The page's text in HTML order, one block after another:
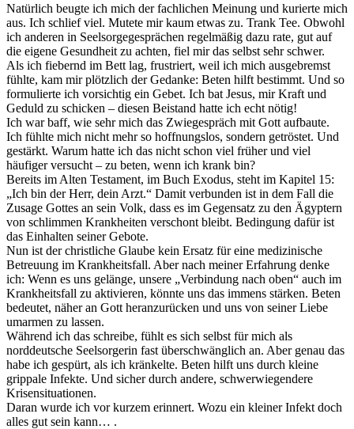
Natürlich beugte ich mich der fachlichen Meinung und kurierte mich
aus. Ich schlief viel. Mutete mir kaum etwas zu. Trank Tee. Obwohl
ich anderen in Seelsorgegesprächen regelmäßig dazu rate, gut auf
die eigene Gesundheit zu achten, fiel mir das selbst sehr schwer.
Als ich fiebernd im Bett lag, frustriert, weil ich mich ausgebremst
fühlte, kam mir plötzlich der Gedanke: Beten hilft bestimmt. Und so
formulierte ich vorsichtig ein Gebet. Ich bat Jesus, mir Kraft und
Geduld zu schicken – diesen Beistand hatte ich echt nötig!
Ich war baff, wie sehr mich das Zwiegespräch mit Gott aufbaute.
Ich fühlte mich nicht mehr so hoffnungslos, sondern getröstet. Und
gestärkt. Warum hatte ich das nicht schon viel früher und viel
häufiger versucht – zu beten, wenn ich krank bin?
Bereits im Alten Testament, im Buch Exodus, steht im Kapitel 15:
„Ich bin der Herr, dein Arzt.“ Damit verbunden ist in dem Fall die
Zusage Gottes an sein Volk, dass es im Gegensatz zu den Ägyptern
von schlimmen Krankheiten verschont bleibt. Bedingung dafür ist
das Einhalten seiner Gebote.
Nun ist der christliche Glaube kein Ersatz für eine medizinische
Betreuung im Krankheitsfall. Aber nach meiner Erfahrung denke
ich: Wenn es uns gelänge, unsere „Verbindung nach oben“ auch im
Krankheitsfall zu aktivieren, könnte uns das immens stärken. Beten
bedeutet, näher an Gott heranzurücken und uns von seiner Liebe
umarmen zu lassen.
Während ich das schreibe, fühlt es sich selbst für mich als
norddeutsche Seelsorgerin fast überschwänglich an. Aber genau das
habe ich gespürt, als ich kränkelte. Beten hilft uns durch kleine
grippale Infekte. Und sicher durch andere, schwerwiegendere
Krisensituationen.
Daran wurde ich vor kurzem erinnert. Wozu ein kleiner Infekt doch
alles gut sein kann… .